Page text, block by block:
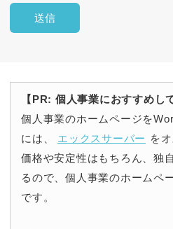
【PR: 個人事業におすすめし
個人事業のホームページを
には、 エックスサーバー を
価格や安定性はもちろん、独
るので、個人事業のホームペ
です。